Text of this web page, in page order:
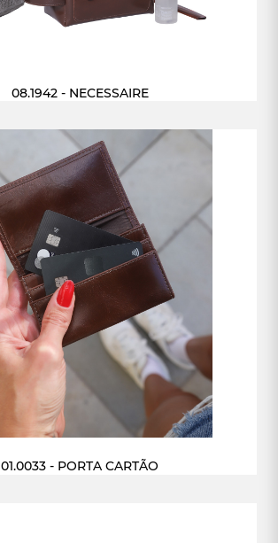
08.1942 - NECESSAIRE
01.0033 - PORTA CARTÃO